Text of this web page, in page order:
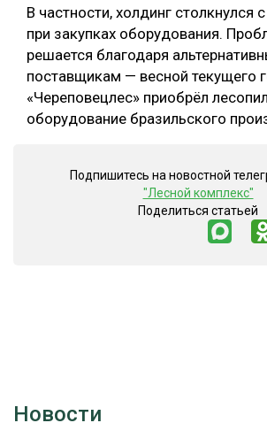
В частности, холдинг столкнулся
при закупках оборудования.
решается благодаря
поставщикам — весной текущего
«Череповецлес» приобрёл
оборудование бразильского
Подпишитесь на новостной
"Лесной комплекс"
Поделиться статьей
Новости